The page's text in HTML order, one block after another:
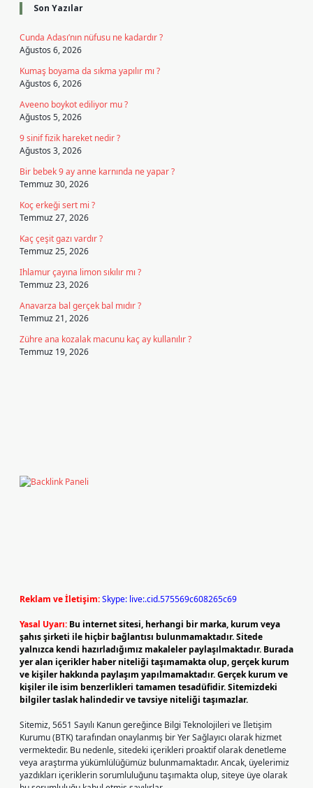
Son Yazılar
Cunda Adası’nın nüfusu ne kadardır ?
Ağustos 6, 2026
Kumaş boyama da sıkma yapılır mı ?
Ağustos 6, 2026
Aveeno boykot ediliyor mu ?
Ağustos 5, 2026
9 sinif fizik hareket nedir ?
Ağustos 3, 2026
Bir bebek 9 ay anne karnında ne yapar ?
Temmuz 30, 2026
Koç erkeği sert mi ?
Temmuz 27, 2026
Kaç çeşit gazı vardır ?
Temmuz 25, 2026
Ihlamur çayına limon sıkılır mı ?
Temmuz 23, 2026
Anavarza bal gerçek bal mıdır ?
Temmuz 21, 2026
Zühre ana kozalak macunu kaç ay kullanılır ?
Temmuz 19, 2026
Reklam ve İletişim:Skype: live:.cid.575569c608265c69
Yasal Uyarı: Bu internet sitesi, herhangi bir marka, kurum veya
şahıs şirketi ile hiçbir bağlantısı bulunmamaktadır. Sitede
yalnızca kendi hazırladığımız makaleler paylaşılmaktadır. Burada
yer alan içerikler haber niteliği taşımamakta olup, gerçek kurum
ve kişiler hakkında paylaşım yapılmamaktadır. Gerçek kurum ve
kişiler ile isim benzerlikleri tamamen tesadüfidir. Sitemizdeki
bilgiler taslak halindedir ve tavsiye niteliği taşımazlar.
Sitemiz, 5651 Sayılı Kanun gereğince Bilgi Teknolojileri ve İletişim
Kurumu (BTK) tarafından onaylanmış bir Yer Sağlayıcı olarak hizmet
vermektedir. Bu nedenle, sitedeki içerikleri proaktif olarak denetleme
veya araştırma yükümlülüğümüz bulunmamaktadır. Ancak, üyelerimiz
yazdıkları içeriklerin sorumluluğunu taşımakta olup, siteye üye olarak